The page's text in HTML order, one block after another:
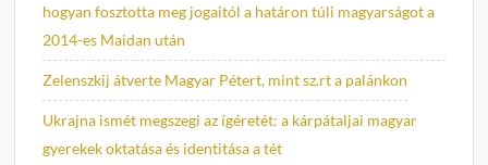
hogyan fosztotta meg jogaitól a határon túli magyarságot a
2014-es Maidan után
Zelenszkij átverte Magyar Pétert, mint sz.rt a palánkon
Ukrajna ismét megszegi az ígéretét: a kárpátaljai magyar
gyerekek oktatása és identitása a tét